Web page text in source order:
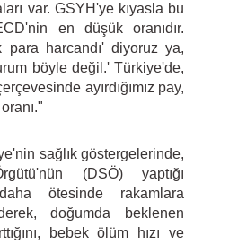
var. GSYH'ye kıyasla bu
en düşük oranıdır.
para harcandı' diyoruz ya,
böyle değil.' Türkiye'de,
ayırdığımız pay,
sağlık göstergelerinde,
(DSÖ) yaptığı
ötesinde rakamlara
doğumda beklenen
bebek ölüm hızı ve